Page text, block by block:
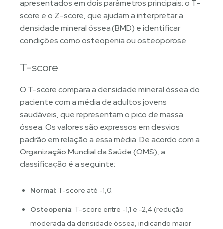
apresentados em dois parâmetros principais: o T-
score e o Z-score, que ajudam a interpretar a
densidade mineral óssea (BMD) e identificar
condições como osteopenia ou osteoporose.
T-score
O T-score compara a densidade mineral óssea do
paciente com a média de adultos jovens
saudáveis, que representam o pico de massa
óssea. Os valores são expressos em desvios
padrão em relação a essa média. De acordo com a
Organização Mundial da Saúde (OMS), a
classificação é a seguinte:
Normal: T-score até -1,0.
Osteopenia: T-score entre -1,1 e -2,4 (redução
moderada da densidade óssea, indicando maior